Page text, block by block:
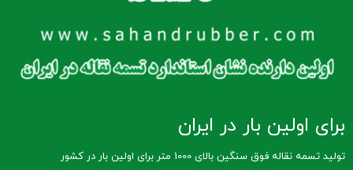
برای اولین بار در ایران
تولید تسمه نقاله فوق سنگین بالای 1000 متر برای اولین بار در کشور